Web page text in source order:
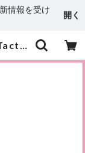
情報を受け
開く
MABU KONDE Takina Tactical | 輸入アニメステッカー専門店 SUNSET Stickers Store